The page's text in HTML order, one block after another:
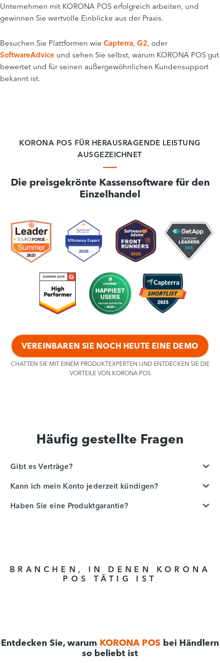
Unternehmen mit KORONA POS erfolgreich arbeiten, und
gewinnen Sie wertvolle Einblicke aus der Praxis.
Besuchen Sie Plattformen wie Capterra, G2, oder
SoftwareAdvice und sehen Sie selbst, warum KORONA POS gut
bewertet und für seinen außergewöhnlichen Kundensupport
bekannt ist.
KORONA POS FÜR HERAUSRAGENDE LEISTUNG
AUSGEZEICHNET
Die preisgekrönte Kassensoftware für den
Einzelhandel
VEREINBAREN SIE NOCH HEUTE EINE DEMO
CHATTEN SIE MIT EINEM PRODUKTEXPERTEN UND ENTDECKEN SIE DIE
VORTEILE VON KORONA POS
Häufig gestellte Fragen
Gibt es Verträge?
Kann ich mein Konto jederzeit kündigen?
Haben Sie eine Produktgarantie?
BRANCHEN, IN DENEN KORONA
POS TÄTIG IST
Entdecken Sie, warum KORONA POS bei Händlern
so beliebt ist